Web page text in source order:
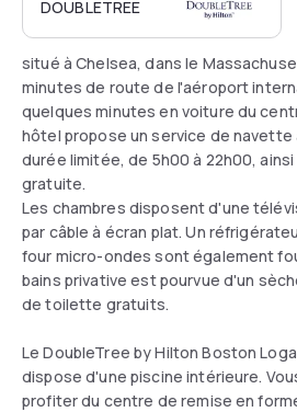
DOUBLETREE
situé à Chelsea, dans le
minutes de route de l'aéroport
quelques minutes en voiture du
hôtel propose un service de navette
durée limitée, de 5h00 à 22h00,
gratuite.
Les chambres disposent d'une
par câble à écran plat. Un
four micro-ondes sont également
bains privative est pourvue d'un
de toilette gratuits.
Le DoubleTree by Hilton Boston
dispose d'une piscine intérieure.
profiter du centre de remise en